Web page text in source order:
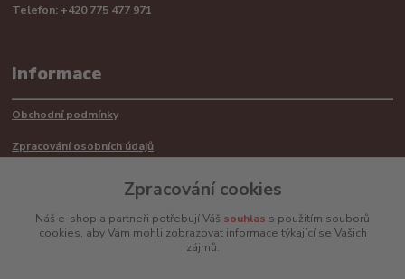
Telefon: +420 775 477 971
Informace
Obchodní podmínky
Zpracování osobních údajů
Mimosoudní řešení sporů ADR
Zpracování cookies
Náš e-shop a partneři potřebují Váš souhlas s použitím souborů
cookies, aby Vám mohli zobrazovat informace týkající se Vašich
zájmů.